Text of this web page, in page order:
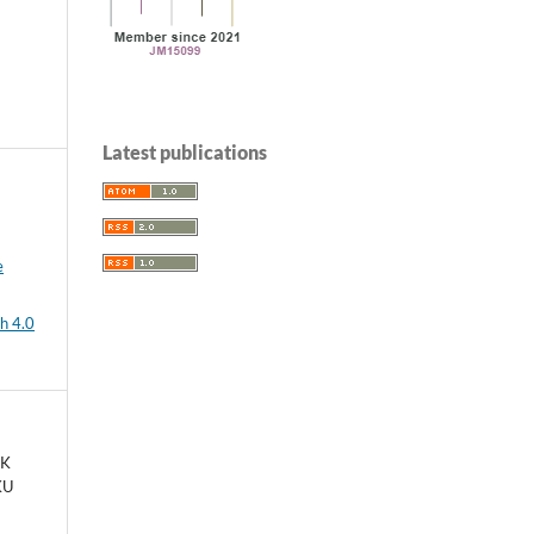
4.0
Latest publications